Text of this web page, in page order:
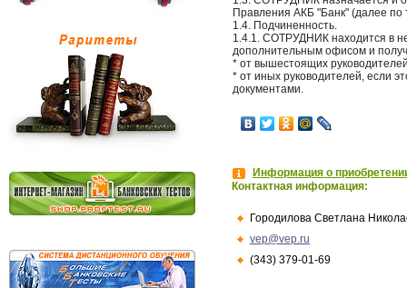
Правления АКБ "Банк" (далее по
1.4. Подчиненность.
1.4.1. СОТРУДНИК находится в
дополнительным офисом и
* от вышестоящих
* от иных руководителей, если
документами.
Информация о
Контактная информация:
Городилова Светлана
vep@vep.ru
(343) 379-01-69